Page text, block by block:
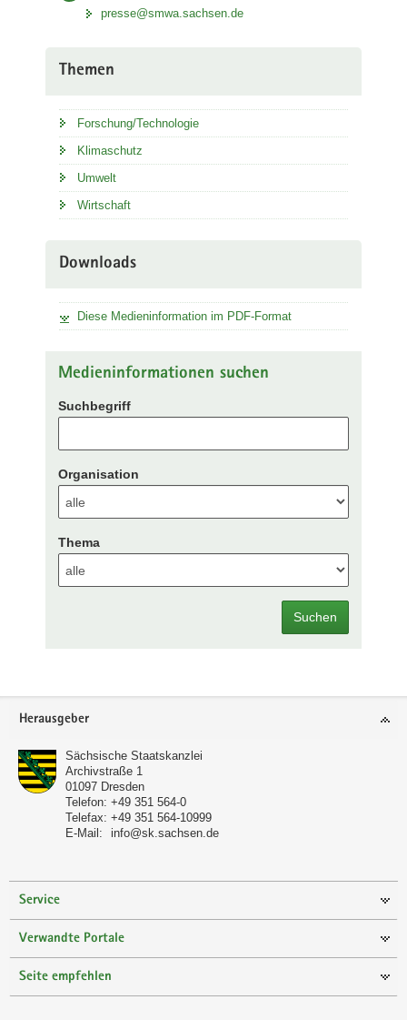
presse@smwa.sachsen.de
Themen
Forschung/Technologie
Klimaschutz
Umwelt
Wirtschaft
Downloads
Diese Medieninformation im PDF-Format
Medieninformationen suchen
Suchbegriff
Organisation
Thema
Suchen
Footer-
Herausgeber
Sächsische Staatskanzlei
Archivstraße 1
01097 Dresden
Telefon: +49 351 564-0
Telefax: +49 351 564-10999
E-Mail:
info@sk.sachsen.de
Service
Verwandte Portale
Seite empfehlen